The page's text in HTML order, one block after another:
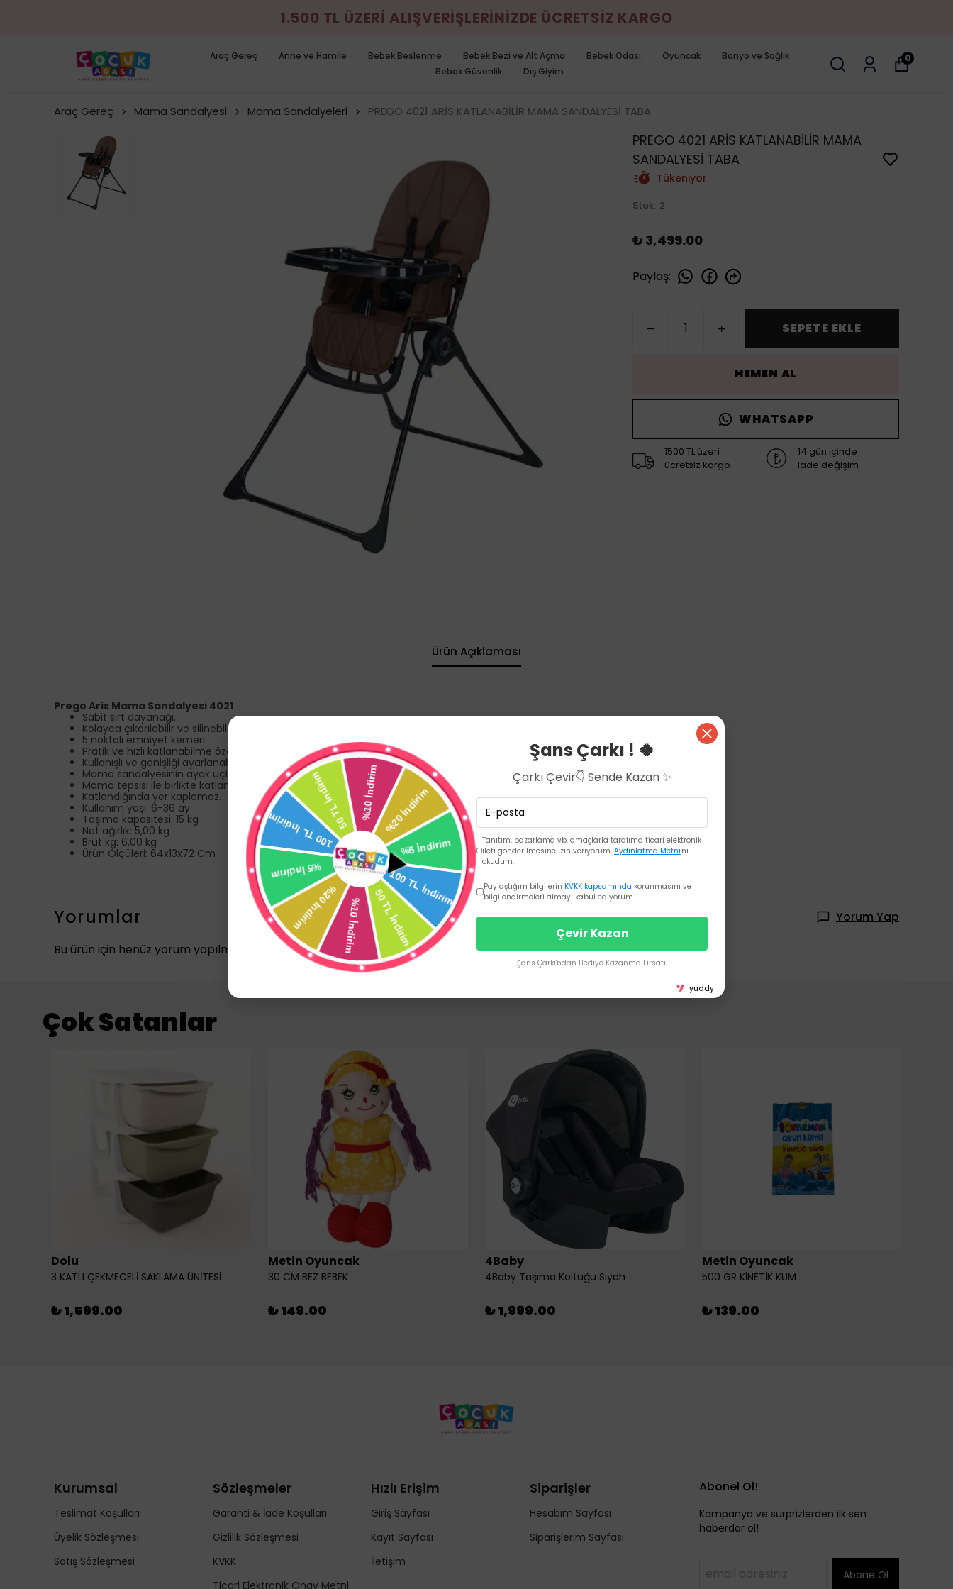
1.500 TL ÜZERİ ALIŞVERİŞLERİNİZDE ÜCRETSİZ KARGO
Araç Gereç Anne ve Hamile Bebek Beslenme Bebek Bezi ve Alt Açma Bebek Odası Oyuncak
Banyo ve Sağlık
Bebek Güvenlik
Dış Giyim
0
Araç Gereç Mama Sandalyesi Mama Sandalyeleri PREGO 4021 ARİS KATLANABİLİR MAMA SANDALYESİ TABA
PREGO 4021 ARİS KATLANABİLİR MAMA
SANDALYESİ TABA
Tükeniyor
Stok: 2
₺ 3,499.00
Paylaş:
SEPETE EKLE
HEMEN AL
WHATSAPP
1500 TL üzeri
ücretsiz kargo
14 gün içinde
iade değişim
Ürün Açıklaması
Prego Aris Mama Sandalyesi 4021
Sabit sırt dayanağı.
Kolayca çıkarılabilir ve silinebilir kılıf.
5 noktalı emniyet kemeri.
Pratik ve hızlı katlanabilme özelliği.
Kullanışlı ve genişliği ayarlanabilen ön tepsi.
Mama sandalyesinin ayak uçlarında yer alan kaymayı engelleyici plastikler.
Mama tepsisi ile birlikte katlanabilme özelliği.
Katlandığında yer kaplamaz.
Kullanım yaşı: 6-36 ay
Taşıma kapasitesi: 15 kg
Net ağırlık: 5,00 kg
Brüt kg: 6,00 kg
Ürün Ölçüleri: 64x13x72 Cm
Yorumlar
Yorum Yap
Bu ürün için henüz yorum yapılmamış.
Çok Satanlar
Dolu
3 KATLI ÇEKMECELİ SAKLAMA ÜNİTESİ
₺ 1,599.00
Metin Oyuncak
30 CM BEZ BEBEK
₺ 149.00
4Baby
4Baby Taşıma Koltuğu Siyah
₺ 1,999.00
Metin Oyuncak
500 GR KİNETİK KUM
₺ 139.00
Kurumsal
Teslimat Koşulları
Üyelik Sözleşmesi
Satış Sözleşmesi
Sözleşmeler
Garanti & İade Koşulları
Gizlilik Sözleşmesi
KVKK
Ticari Elektronik Onay Metni
Hızlı Erişim
Giriş Sayfası
Kayıt Sayfası
İletişim
Siparişler
Hesabım Sayfası
Siparişlerim Sayfası
Abonel Ol!
Kampanya ve sürprizlerden ilk sen
haberdar ol!
Abone Ol
Şans Çarkı ! 🍀
Çarkı Çevir👇 Sende Kazan ✨
Tanıtım, pazarlama vb. amaçlarla tarafıma ticari elektronik
ileti gönderilmesine izin veriyorum. Aydınlatma Metni'ni
okudum.
Paylaştığım bilgilerin KVKK kapsamında korunmasını ve
bilgilendirmeleri almayı kabul ediyorum.
Çevir Kazan
Şans Çarkı'ndan Hediye Kazanma Fırsatı!
yuddy